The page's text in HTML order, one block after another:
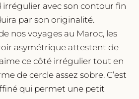
avec son contour fin
par son originalité.
nos voyages au Maroc, les
asymétrique attestent de
ce côté irrégulier tout en
de cercle assez sobre. C’est
qui permet une petit